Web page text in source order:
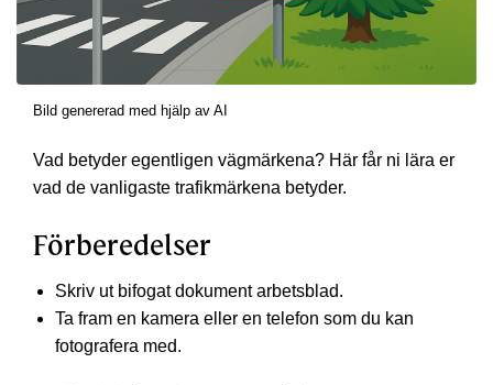
Bild genererad med hjälp av AI
Vad betyder egentligen vägmärkena? Här får ni lära er
vad de vanligaste trafikmärkena betyder.
Förberedelser
Skriv ut bifogat dokument arbetsblad.
Ta fram en kamera eller en telefon som du kan
fotografera med.